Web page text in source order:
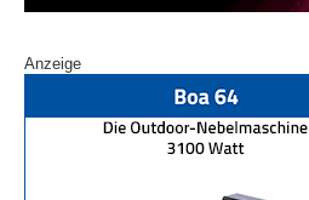
Anzeige